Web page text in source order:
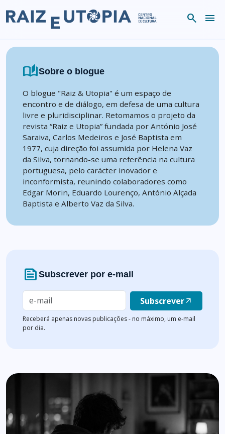
search menu
auto_storiesSobre o blogue
O blogue "Raiz & Utopia" é um espaço de
encontro e de diálogo, em defesa de uma cultura
livre e pluridisciplinar. Retomamos o projeto da
revista “Raiz e Utopia” fundada por António José
Saraiva, Carlos Medeiros e José Baptista em
1977, cuja direção foi assumida por Helena Vaz
da Silva, tornando-se uma referência na cultura
portuguesa, pelo carácter inovador e
inconformista, reunindo colaboradores como
Edgar Morin, Eduardo Lourenço, António Alçada
Baptista e Alberto Vaz da Silva.
news Subscrever por e-mail
Subscreverarrow_outward
Receberá apenas novas publicações - no máximo, um e-mail
por dia.
Lista de artigos